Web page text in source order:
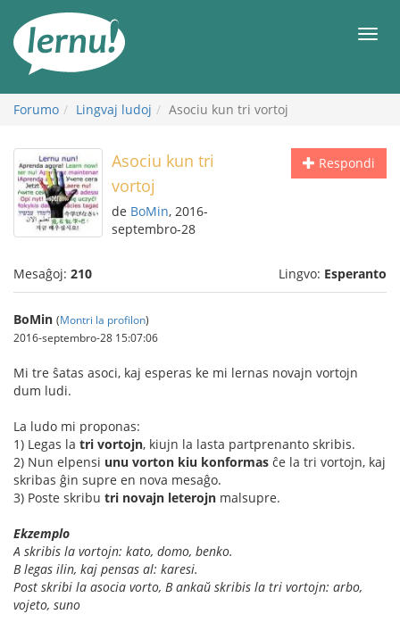
enhavo
Forumo Lingvaj ludoj Asociu kun tri vortoj
Respondi
Asociu kun tri
vortoj
de BoMin, 2016-
septembro-28
Mesaĝoj: 210 Lingvo: Esperanto
BoMin (Montri la profilon)
2016-septembro-28 15:07:06
Mi tre ŝatas asoci, kaj esperas ke mi lernas novajn vortojn
dum ludi.
La ludo mi proponas:
1) Legas la tri vortojn, kiujn la lasta partprenanto skribis.
2) Nun elpensi unu vorton kiu konformas ĉe la tri vortojn, kaj
skribas ĝin supre en nova mesaĝo.
3) Poste skribu tri novajn leterojn malsupre.
Ekzemplo
A skribis la vortojn: kato, domo, benko.
B legas ilin, kaj pensas al: karesi.
Post skribi la asocia vorto, B ankaŭ skribis la tri vortojn: arbo,
vojeto, suno